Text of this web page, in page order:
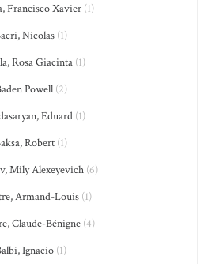
Francisco Xavier(1)
Nicolas (1)
Rosa Giacinta (1)
Powell(2)
Eduard(1)
Robert (1)
Mily Alexeyevich(6)
Armand-Louis(1)
Claude-Bénigne(4)
Ignacio (1)